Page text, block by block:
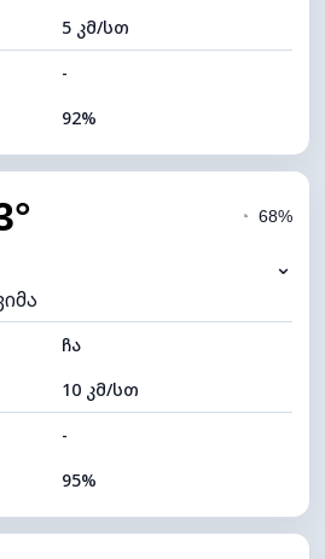
5760 მ
5 კმ/სთ
-
92%
4 (მკრთალი)
6080 მ
◔ 68%
⌄
ჩა
10 კმ/სთ
-
95%